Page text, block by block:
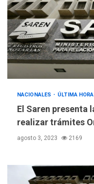
NACIONALES ÚLTIMA HORA
El Saren presenta
realizar trámites
agosto 3, 2023 2169